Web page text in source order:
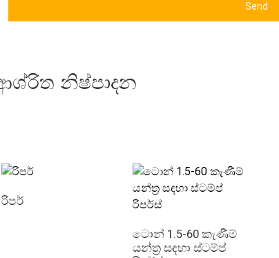
Send
නිෂ්පාදන
රිපර්
ටොන් 1.5-60 කැණීම්
යන්ත්‍ර සඳහා ස්ටම්ප්